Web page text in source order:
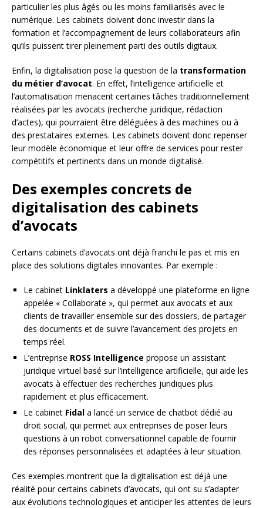
particulier les plus âgés ou les moins familiarisés avec le
numérique. Les cabinets doivent donc investir dans la
formation et l’accompagnement de leurs collaborateurs afin
qu’ils puissent tirer pleinement parti des outils digitaux.
Enfin, la digitalisation pose la question de la transformation
du métier d’avocat. En effet, l’intelligence artificielle et
l’automatisation menacent certaines tâches traditionnellement
réalisées par les avocats (recherche juridique, rédaction
d’actes), qui pourraient être déléguées à des machines ou à
des prestataires externes. Les cabinets doivent donc repenser
leur modèle économique et leur offre de services pour rester
compétitifs et pertinents dans un monde digitalisé.
Des exemples concrets de
digitalisation des cabinets
d’avocats
Certains cabinets d’avocats ont déjà franchi le pas et mis en
place des solutions digitales innovantes. Par exemple :
Le cabinet Linklaters a développé une plateforme en ligne
appelée « Collaborate », qui permet aux avocats et aux
clients de travailler ensemble sur des dossiers, de partager
des documents et de suivre l’avancement des projets en
temps réel.
L’entreprise ROSS Intelligence propose un assistant
juridique virtuel basé sur l’intelligence artificielle, qui aide les
avocats à effectuer des recherches juridiques plus
rapidement et plus efficacement.
Le cabinet Fidal a lancé un service de chatbot dédié au
droit social, qui permet aux entreprises de poser leurs
questions à un robot conversationnel capable de fournir
des réponses personnalisées et adaptées à leur situation.
Ces exemples montrent que la digitalisation est déjà une
réalité pour certains cabinets d’avocats, qui ont su s’adapter
aux évolutions technologiques et anticiper les attentes de leurs